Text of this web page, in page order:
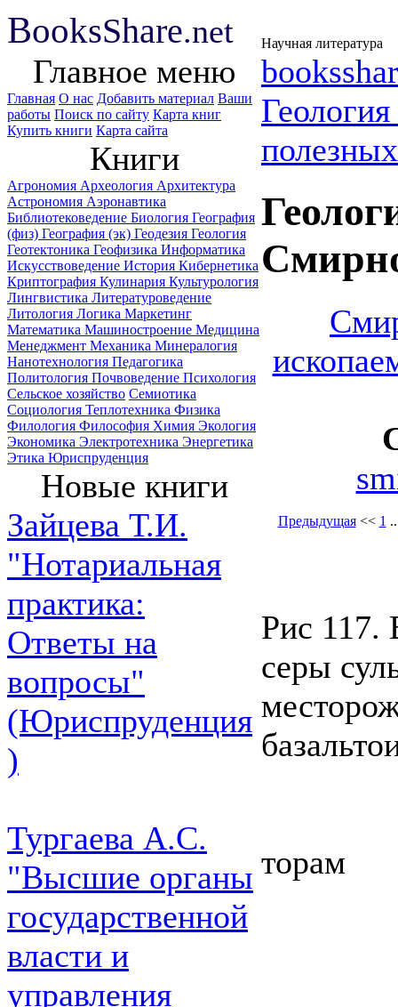
BooksShare.net Научная литература
Главное меню
Главная О нас Добавить материал Ваши
работы Поиск по сайту Карта книг
Купить книги Карта сайта
Книги
Агрономия Археология Архитектура
Астрономия Аэронавтика
Библиотековедение Биология География
(физ) География (эк) Геодезия Геология
Геотектоника Геофизика Информатика
Искусствоведение История Кибернетика
Криптография Кулинария Культурология
Лингвистика Литературоведение
Литология Логика Маркетинг
Математика Машиностроение Медицина
Менеджмент Механика Минералогия
Нанотехнология Педагогика
Политология Почвоведение Психология
Сельское хозяйство Семиотика
Социология Теплотехника Физика
Филология Философия Химия Экология
Экономика Электротехника Энергетика
Этика Юриспруденция
Новые книги
Зайцева Т.И.
"Нотариальная
практика:
Ответы на
вопросы"
(Юриспруденция
)
Тургаева А.С.
"Высшие органы
государственной
власти и
управления
Геология
Предыдущая<< 1
Рис 117.
серы
торам